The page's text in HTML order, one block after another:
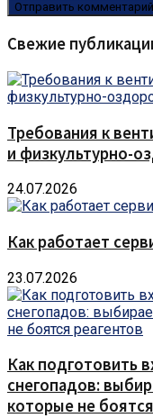
Свежие
Требования к
и физкультурно-
24.07.2026
Как работает
23.07.2026
Как подготовить
снегопадов:
которые не